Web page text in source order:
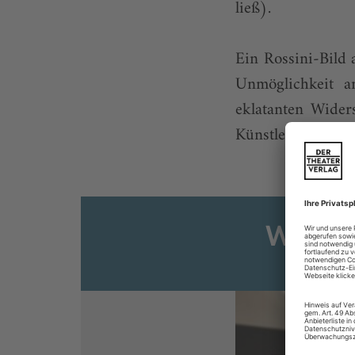
ließ).
Ein Rossini-Bild
Unmöglichkeit
eklatanten
Künstler in